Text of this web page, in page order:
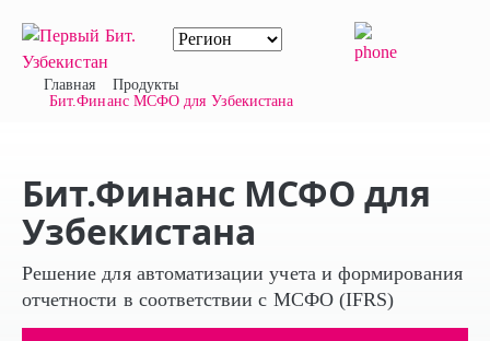
Главная
Продукты
Бит.Финанс МСФО для Узбекистана
Бит.Финанс МСФО для
Узбекистана
Решение для автоматизации учета и формирования
отчетности в соответствии с МСФО (IFRS)